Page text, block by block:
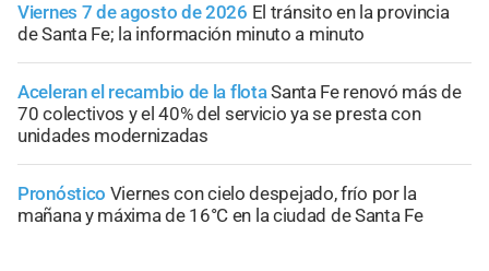
Viernes 7 de agosto de 2026 El tránsito en la provincia
de Santa Fe; la información minuto a minuto
Aceleran el recambio de la flotaSanta Fe renovó más de
70 colectivos y el 40% del servicio ya se presta con
unidades modernizadas
Pronóstico Viernes con cielo despejado, frío por la
mañana y máxima de 16°C en la ciudad de Santa Fe